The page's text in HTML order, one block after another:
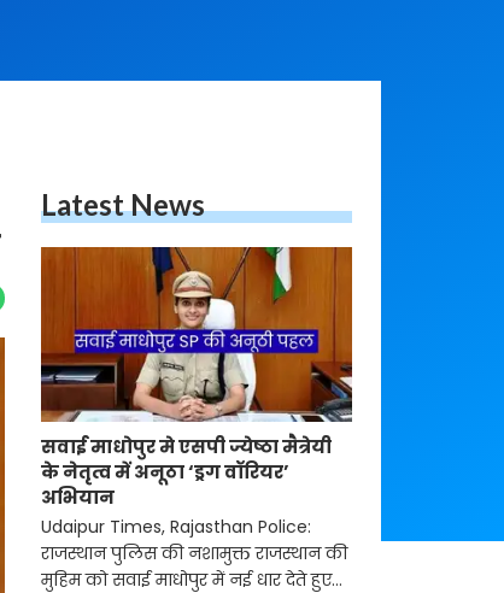
Latest News
सवाई माधोपुर मे एसपी ज्येष्ठा मैत्रेयी
के नेतृत्व में अनूठा ‘ड्रग वॉरियर’
अभियान
Udaipur Times, Rajasthan Police:
राजस्थान पुलिस की नशामुक्त राजस्थान की
मुहिम को सवाई माधोपुर में नई धार देते हुए